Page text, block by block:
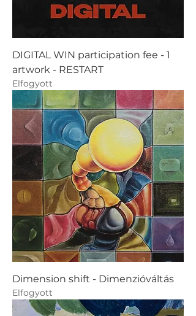
DIGITAL WIN participation fee - 1
artwork - RESTART
Elfogyott
Dimension shift - Dimenzióváltás
Elfogyott